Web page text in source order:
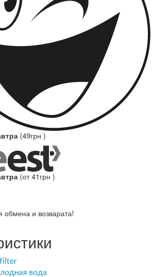
(49грн )
(от 41грн )
обмена и возварата!
вода